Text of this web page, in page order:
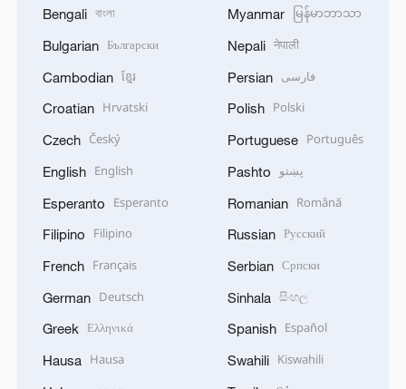
Bengali বাংলা
Bulgarian Български
Cambodian ខ្មែរ
Croatian Hrvatski
Czech Český
English English
Esperanto Esperanto
Filipino Filipino
French Français
German Deutsch
Greek Ελληνικά
Hausa Hausa
Myanmar မြန်မာဘာသာ
Nepali नेपाली
Persian فارسی
Polish Polski
Portuguese Português
Pashto پښتو
Romanian Română
Russian Русский
Serbian Српски
Sinhala සිංහල
Spanish Español
Swahili Kiswahili